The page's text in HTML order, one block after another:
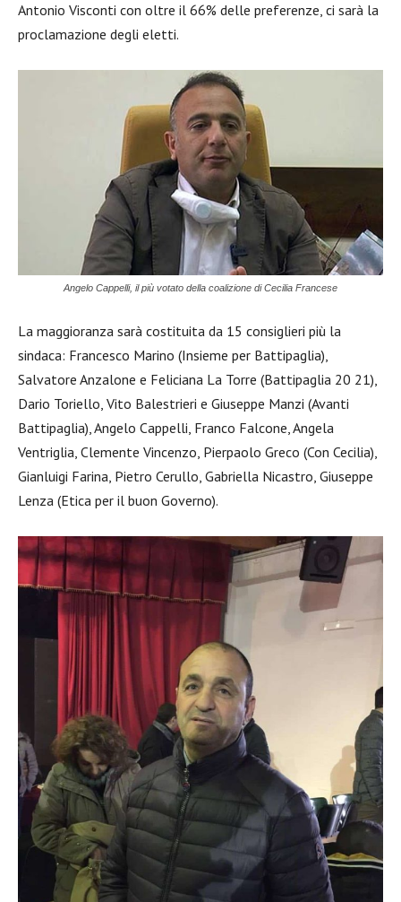
Antonio Visconti con oltre il 66% delle preferenze, ci sarà la
proclamazione degli eletti.
Angelo Cappelli, il più votato della coalizione di Cecilia Francese
La maggioranza sarà costituita da 15 consiglieri più la
sindaca: Francesco Marino (Insieme per Battipaglia),
Salvatore Anzalone e Feliciana La Torre (Battipaglia 20 21),
Dario Toriello, Vito Balestrieri e Giuseppe Manzi (Avanti
Battipaglia), Angelo Cappelli, Franco Falcone, Angela
Ventriglia, Clemente Vincenzo, Pierpaolo Greco (Con Cecilia),
Gianluigi Farina, Pietro Cerullo, Gabriella Nicastro, Giuseppe
Lenza (Etica per il buon Governo).